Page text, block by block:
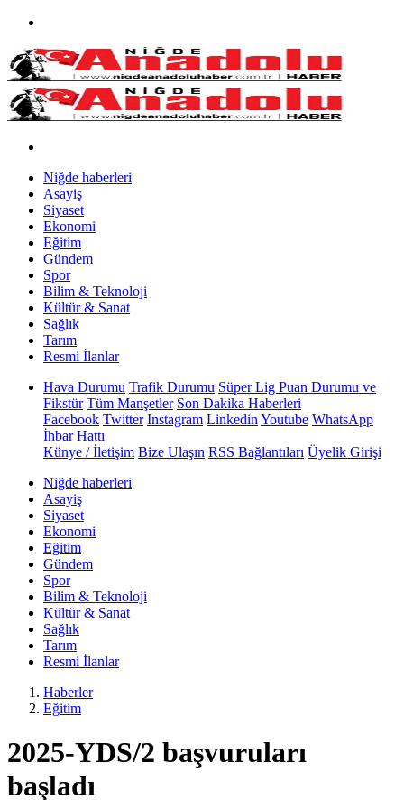
Niğde haberleri
Asayiş
Siyaset
Ekonomi
Eğitim
Gündem
Spor
Bilim & Teknoloji
Kültür & Sanat
Sağlık
Tarım
Resmi İlanlar
Hava Durumu Trafik Durumu Süper Lig Puan Durumu ve
Fikstür Tüm Manşetler Son Dakika Haberleri
Facebook Twitter Instagram Linkedin Youtube WhatsApp
İhbar Hattı
Künye / İletişim Bize Ulaşın RSS Bağlantıları Üyelik Girişi
Niğde haberleri
Asayiş
Siyaset
Ekonomi
Eğitim
Gündem
Spor
Bilim & Teknoloji
Kültür & Sanat
Sağlık
Tarım
Resmi İlanlar
Haberler
Eğitim
2025-YDS/2 başvuruları
başladı